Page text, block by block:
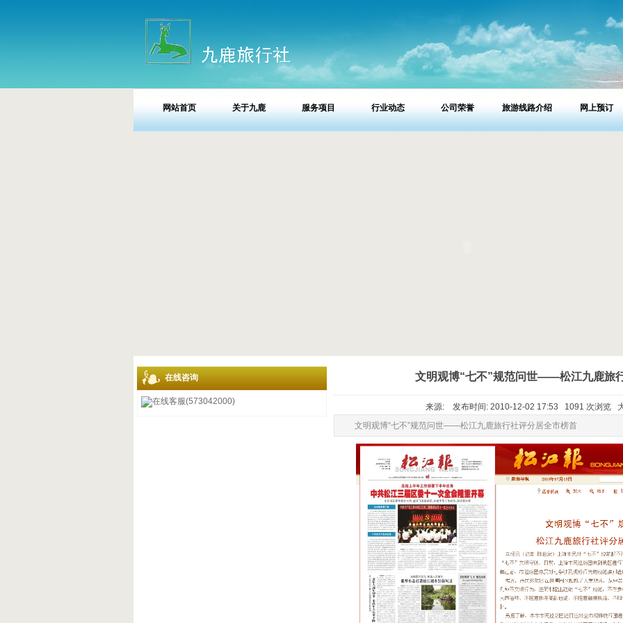
网站首页 关于九鹿 服务项目 行业动态 公司荣誉 旅游线路介绍 网上预订
在线咨询
在线客服(573042000)
文明观博“七不”规范问世——松江九鹿旅
来源: 发布时间: 2010-12-02 17:53 1091 次浏览
文明观博“七不”规范问世——松江九鹿旅行社评分居全市榜首